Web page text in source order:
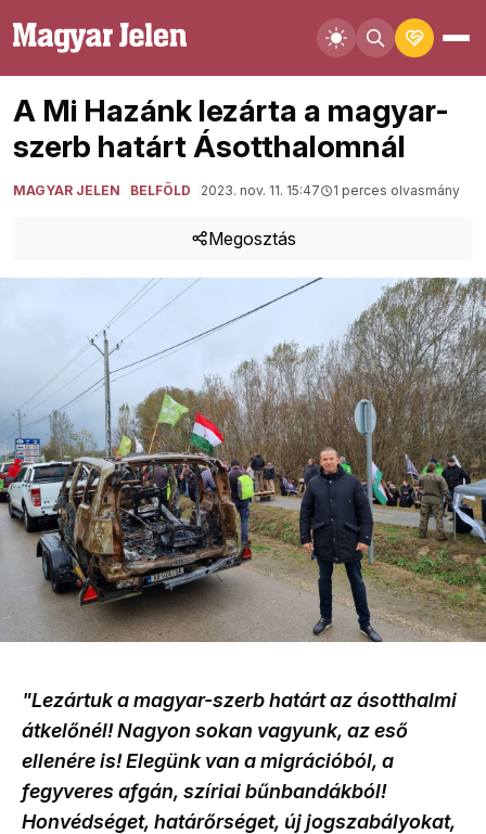
A Mi Hazánk lezárta a magyar-
szerb határt Ásotthalomnál
MAGYAR JELEN BELFÖLD 2023. nov. 11. 15:47 1 perces olvasmány
Megosztás
"Lezártuk a magyar-szerb határt az ásotthalmi
átkelőnél! Nagyon sokan vagyunk, az eső
ellenére is! Elegünk van a migrációból, a
fegyveres afgán, szíriai bűnbandákból!
Honvédséget, határőrséget, új jogszabályokat,